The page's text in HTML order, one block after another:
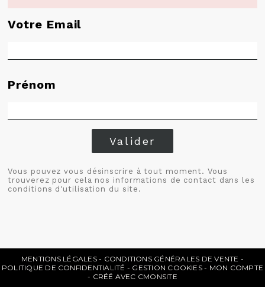
Votre Email
Prénom
Valider
Vous pouvez vous désinscrire à tout moment. Vous
trouverez pour cela nos informations de contact dans les
conditions d'utilisation du site.
MENTIONS LÉGALES
CONDITIONS GÉNÉRALES DE VENTE
POLITIQUE DE CONFIDENTIALITÉ
GESTION COOKIES
MON COMPTE
CRÉÉ AVEC CMONSITE